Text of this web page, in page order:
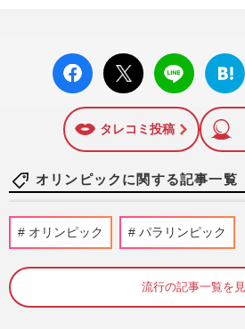
facebo
ok い
X ポス
ト
LINE
はてな
ブック
に追加
タレコミ投稿
オリンピックに関する記事一覧
スピードスケート・
受賞！副賞に「包丁
週刊女性PRIME
オリンピック パラリンピック
流行の記事一覧を